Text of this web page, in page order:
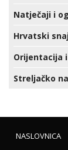
Natječaji i
Hrvatski
Orijentacija
Streljačko
NASLOVNICA